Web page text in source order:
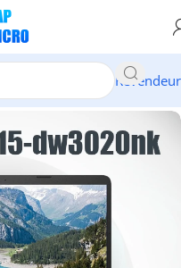
Revendeur
tablettes/Pc Portable